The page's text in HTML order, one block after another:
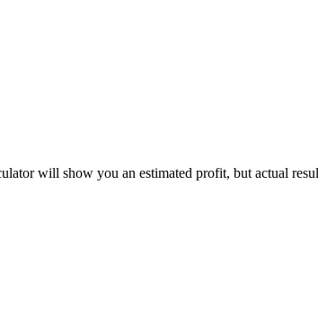
will show you an estimated profit, but actual